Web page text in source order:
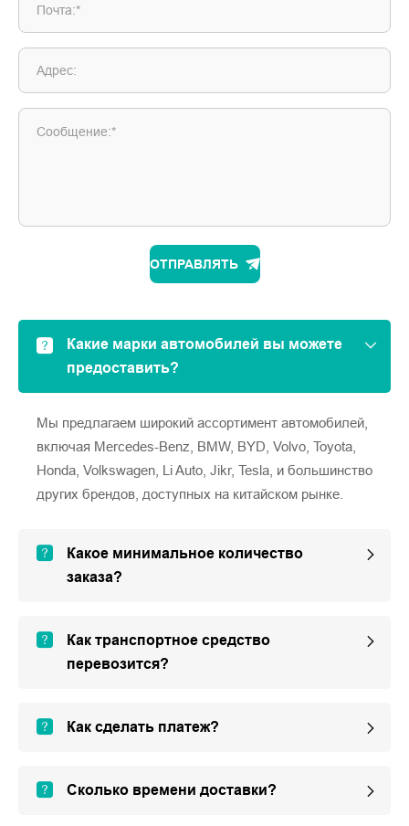
Почта:*
Адрес:
Сообщение:*
ОТПРАВЛЯТЬ
Какие марки автомобилей вы можете
предоставить?
Мы предлагаем широкий ассортимент автомобилей,
включая Mercedes-Benz, BMW, BYD, Volvo, Toyota,
Honda, Volkswagen, Li Auto, Jikr, Tesla, и большинство
других брендов, доступных на китайском рынке.
Какое минимальное количество
заказа?
Как транспортное средство
перевозится?
Как сделать платеж?
Сколько времени доставки?